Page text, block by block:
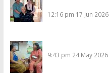
12:16 pm 17 Jun 2026
9:43 pm 24 May 2026